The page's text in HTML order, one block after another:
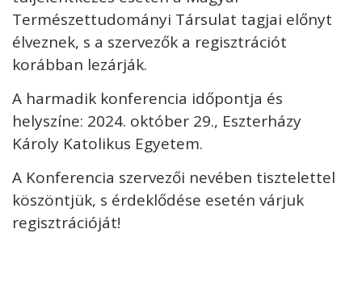
Természettudományi Társulat tagjai előnyt
élveznek, s a szervezők a regisztrációt
korábban lezárják.
A harmadik konferencia időpontja és
helyszíne: 2024. október 29., Eszterházy
Károly Katolikus Egyetem.
A Konferencia szervezői nevében tisztelettel
köszöntjük, s érdeklődése esetén várjuk
regisztrációját!